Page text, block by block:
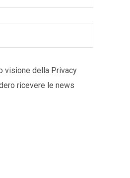
visione della Privacy
ricevere le news